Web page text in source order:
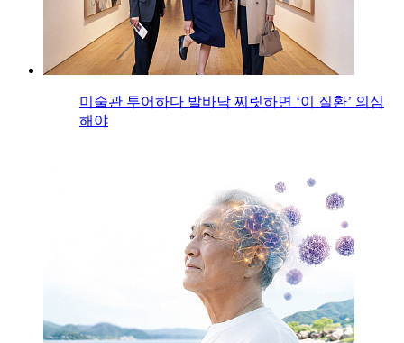
미술관 투어하다 발바닥 찌릿하면 ‘이 질환’ 의심
해야